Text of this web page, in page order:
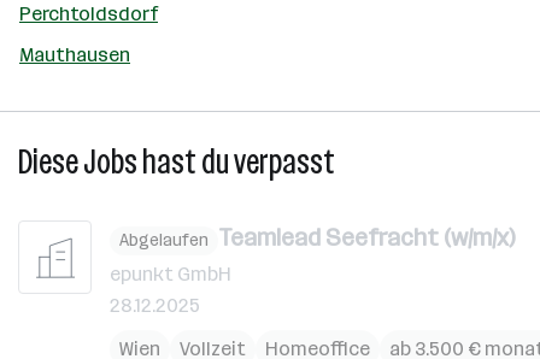
Perchtoldsdorf
Mauthausen
Diese Jobs hast du verpasst
Abgelaufen Teamlead Seefracht (w/m/x)
epunkt GmbH
28.12.2025
Wien
Vollzeit Homeoffice ab 3.500 €